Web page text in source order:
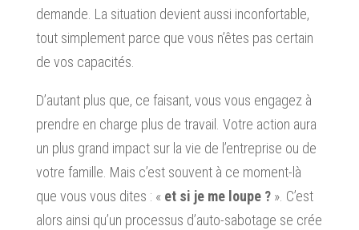
demande. La situation devient aussi inconfortable,
tout simplement parce que vous n’êtes pas certain
de vos capacités.
D’autant plus que, ce faisant, vous vous engagez à
prendre en charge plus de travail. Votre action aura
un plus grand impact sur la vie de l’entreprise ou de
votre famille. Mais c’est souvent à ce moment-là
que vous vous dites : « et si je me loupe ?». C’est
alors ainsi qu’un processus d’auto-sabotage se crée